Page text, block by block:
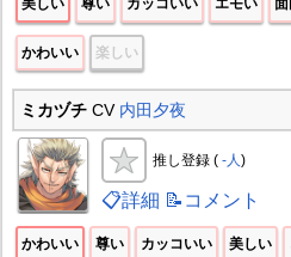
美しい 尊い カッコいい エモい 面
かわいい 楽しい
ミカヅチCV 内田夕夜
推し登録 ( -人)
📋詳細 📝コメント
かわいい 尊い カッコいい 美しい